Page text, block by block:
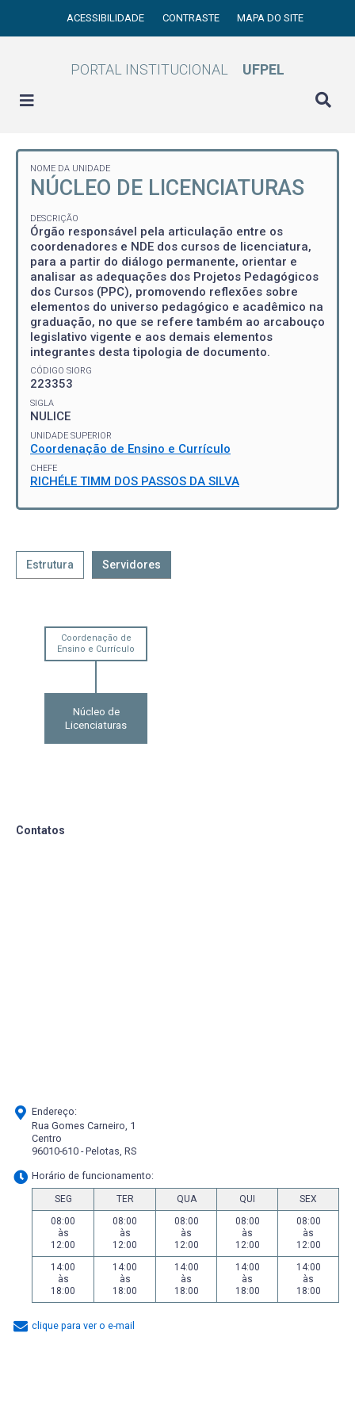
ACESSIBILIDADE CONTRASTE MAPA DO SITE
PORTAL INSTITUCIONAL UFPEL
NOME DA UNIDADE
NÚCLEO DE LICENCIATURAS
DESCRIÇÃO
Órgão responsável pela articulação entre os
coordenadores e NDE dos cursos de licenciatura,
para a partir do diálogo permanente, orientar e
analisar as adequações dos Projetos Pedagógicos
dos Cursos (PPC), promovendo reflexões sobre
elementos do universo pedagógico e acadêmico na
graduação, no que se refere também ao arcabouço
legislativo vigente e aos demais elementos
integrantes desta tipologia de documento.
CÓDIGO SIORG
223353
SIGLA
NULICE
UNIDADE SUPERIOR
Coordenação de Ensino e Currículo
CHEFE
RICHÉLE TIMM DOS PASSOS DA SILVA
Estrutura Servidores
Coordenação de
Ensino e Currículo
Núcleo de
Licenciaturas
Contatos
Endereço:
Rua Gomes Carneiro, 1
Centro
96010-610 - Pelotas, RS
Horário de funcionamento:
SEG TER QUA QUI
SEX
08:00
às
12:00
08:00
às
12:00
08:00
às
12:00
08:00
às
12:00
08:00
às
12:00
14:00
às
18:00
14:00
às
18:00
14:00
às
18:00
14:00
às
18:00
14:00
às
18:00
clique para ver o e-mail